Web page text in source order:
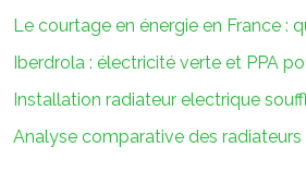
Le courtage en énergie en France :
Iberdrola : électricité verte et PPA
Installation radiateur electrique
Analyse comparative des